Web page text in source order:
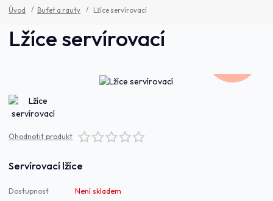
Úvod Bufet a rauty Lžíce servírovací
Lžíce servírovací
Ohodnotit produkt
Servírovací lžíce
Dostupnost Není skladem